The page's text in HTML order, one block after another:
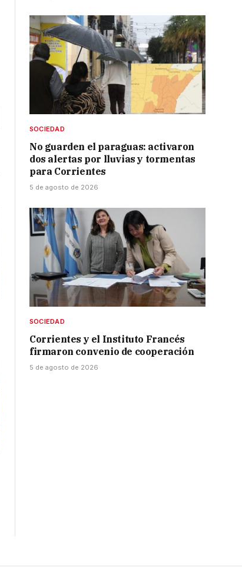
SOCIEDAD
No guarden el paraguas: activaron
dos alertas por lluvias y tormentas
para Corrientes
5 de agosto de 2026
SOCIEDAD
Corrientes y el Instituto Francés
firmaron convenio de cooperación
5 de agosto de 2026